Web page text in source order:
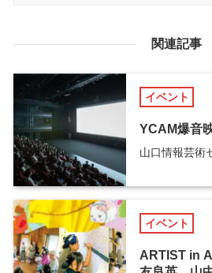
関連記事
イベント
YCAM爆音
山口情報芸術
イベント
ARTIST in